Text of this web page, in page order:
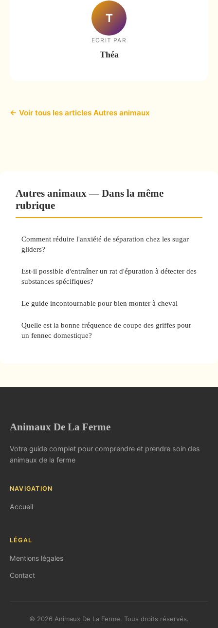
T
ECRIT PAR
Théa
← Voir tous les articles Autres animaux
Autres animaux — Dans la même
rubrique
Comment réduire l'anxiété de séparation chez les sugar
gliders?
Est-il possible d'entraîner un rat d'épuration à détecter des
substances spécifiques?
Le guide incontournable pour bien monter à cheval
Quelle est la bonne fréquence de coupe des griffes pour
un fennec domestique?
Animaux De La Ferme
Votre guide complet pour comprendre et prendre soin des
animaux de la ferme
NAVIGATION
Accueil
LÉGAL
Mentions légales
Contact
© 2026 Animaux De La Ferme. Tous droits réservés.